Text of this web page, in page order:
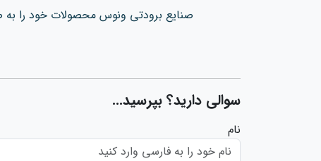
صنایع برودتی ونوس محصولات خود را
سوالی دارید؟ بپرسید...
نام